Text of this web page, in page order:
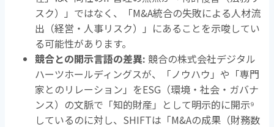
スク）」ではなく、「M&A統合の失敗による人材流
出（経営・人事リスク）」にあることを示唆してい
る可能性があります。
競合との開示言語の差異: 競合の株式会社デジタル
ハーツホールディングスが、「ノウハウ」や「専門
家とのリレーション」をESG （環境・社会・ガバナ
ンス）の文脈で「知的財産」として明示的に開示⁹
しているのに対し、 SHIFTは「M&Aの成果（財務数